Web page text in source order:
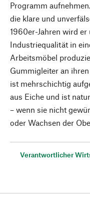
Programm
die klare und
1960er-Jahren wird
Industriequalität in
Arbeitsmöbel
Gummigleiter an
ist mehrschichtig
aus Eiche und ist
– wenn sie nicht
oder Wachsen der
Verantwortlicher